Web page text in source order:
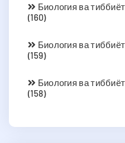
Биология ва
(160)
Биология ва
(159)
Биология ва
(158)